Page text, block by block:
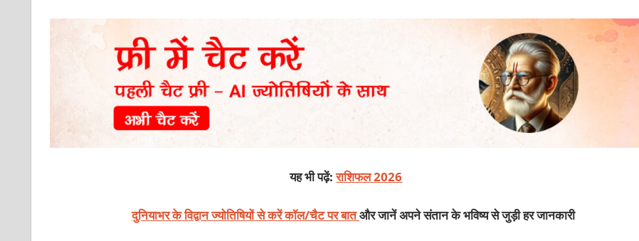
यह भी पढ़ें:राशिफल 2026
दुनियाभर के विद्वान ज्योतिषियों से करें कॉल/चैट पर बातऔर जानें अपने संतान के भविष्य से जुड़ी हर जानकारी